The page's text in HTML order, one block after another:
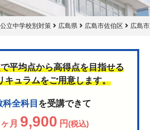
立中学校別対策 広島県 広島市佐伯区 広島
で平均点から高得点を目指せる
キュラムをご用意します。
科全科目 を受講できて
月 9,900 円(税込)